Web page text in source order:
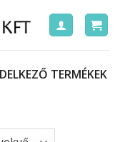
TERMÉKEK